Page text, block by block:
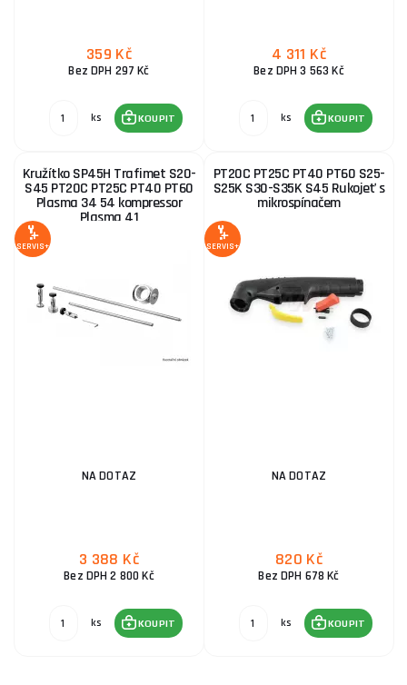
359 Kč
Bez DPH 297 Kč
ks KOUPIT
4 311 Kč
Bez DPH 3 563 Kč
ks KOUPIT
Kružítko SP45H Trafimet S20-
S45 PT20C PT25C PT40 PT60
Plasma 34 54 kompressor
Plasma 41
SERVIS+
NA DOTAZ
3 388 Kč
Bez DPH 2 800 Kč
ks KOUPIT
PT20C PT25C PT40 PT60 S25-
S25K S30-S35K S45 Rukojeť s
mikrospínačem
SERVIS+
NA DOTAZ
820 Kč
Bez DPH 678 Kč
ks KOUPIT